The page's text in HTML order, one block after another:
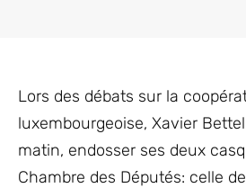
Lors des débats sur la
luxembourgeoise, Xavier
matin, endosser ses deux
Chambre des Députés: celle